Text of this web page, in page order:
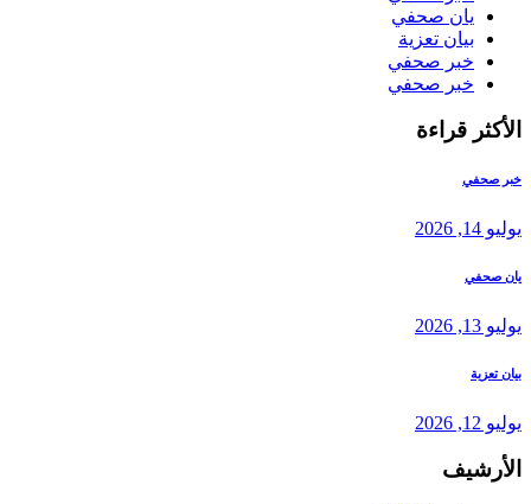
يان صحفي
بيان تعزية
خبر صحفي
خبر صحفي
الأكثر قراءة
خبر صحفي
يوليو 14, 2026
يان صحفي
يوليو 13, 2026
بيان تعزية
يوليو 12, 2026
الأرشيف